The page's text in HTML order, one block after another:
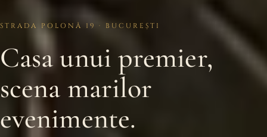
STRADA POLONĂ 19 · BUCUREȘTI
Casa unui premier,
scena marilor
evenimente.